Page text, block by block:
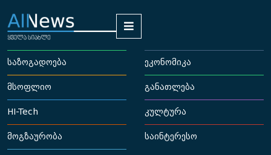
საზოგადოება ეკონომიკა
მსოფლიო განათლება
HI-Tech კულტურა
მოგზაურობა საინტერესო